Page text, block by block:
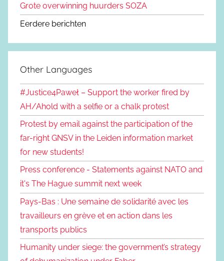
Grote overwinning huurders SOZA
Eerdere berichten
Other Languages
#Justice4Paweł – Support the worker fired by
AH/Ahold with a selfie or a chalk protest
Protest by email against the participation of the
far-right GNSV in the Leiden information market
for new students!
Press conference - Statements against NATO and
it's The Hague summit next week
Pays-Bas : Une semaine de solidarité avec les
travailleurs en grève et en action dans les
transports publics
Humanity under siege: the government’s strategy